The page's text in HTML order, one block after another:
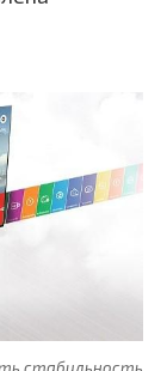
стабильность